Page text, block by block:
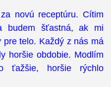
novú receptúru. Cítim
budem šťastná, ak mi
pre telo. Každý z nás má
horšie obdobie. Modlím
horšie rýchlo